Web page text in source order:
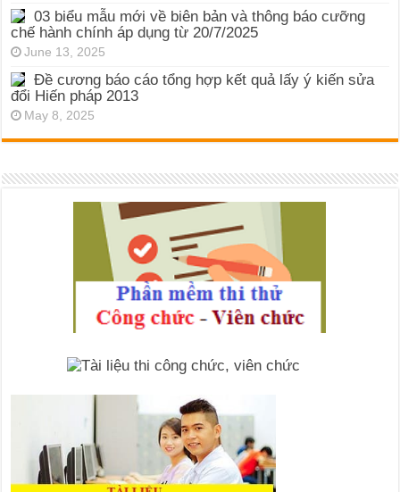
03 biểu mẫu mới về biên bản và thông báo cưỡng
chế hành chính áp dụng từ 20/7/2025
June 13, 2025
Đề cương báo cáo tổng hợp kết quả lấy ý kiến sửa
đổi Hiến pháp 2013
May 8, 2025